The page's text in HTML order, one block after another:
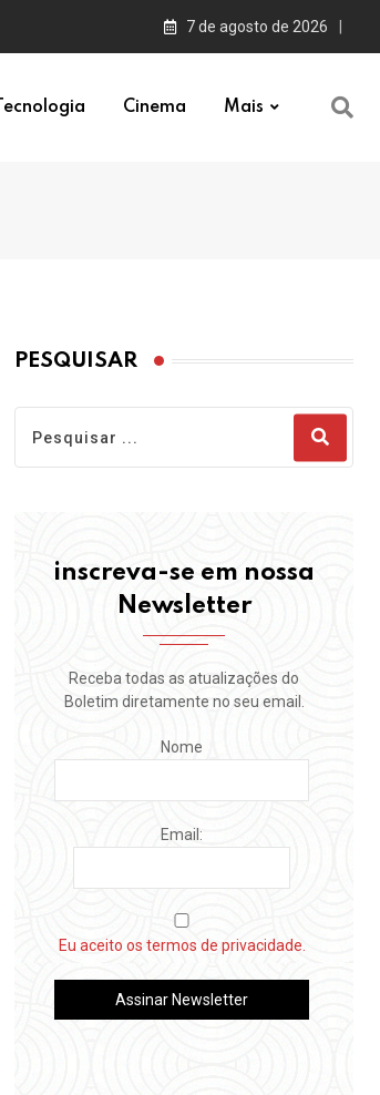
7 de agosto de 2026
Tecnologia Cinema Mais
PESQUISAR
inscreva-se em nossa
Newsletter
Receba todas as atualizações do
Boletim diretamente no seu email.
Nome
Email:
Eu aceito os termos de privacidade.